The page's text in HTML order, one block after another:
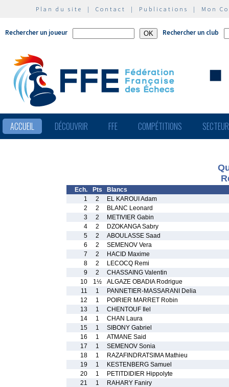
Plan du site | Contact | Publications | Mon
Rechercher un joueur Rechercher un club
ACCUEIL DÉCOUVRIR FFE COMPÉTITIONS
Ech. Pts
Blancs
1
2
EL KAROUI Adam
2
2
BLANC Leonard
3
2
METIVIER Gabin
4
2
DZOKANGA Sabry
5
2
ABOULASSE Saad
6
2
SEMENOV Vera
7
2
HACID Maxime
8
2
LECOCQ Remi
9
2
CHASSAING Valentin
10
1½
ALGAZE OBADIA Rodrigue
11
1
PANNETIER-MASSARANI Delia
12
1
POIRIER MARRET Robin
13
1
CHENTOUF Ilel
14
1
CHAN Laura
15
1
SIBONY Gabriel
16
1
ATMANE Said
17
1
SEMENOV Sonia
18
1
RAZAFINDRATSIMA Mathieu
19
1
KESTENBERG Samuel
20
1
PETITDIDIER Hippolyte
21
1
RAHARY Faniry